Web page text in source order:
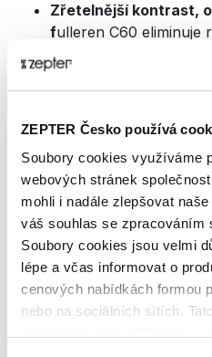
ZEPTER Česko používá
Soubory cookies využíváme
webových stránek
mohli i nadále zlepšovat
váš souhlas se zpracováním
Soubory cookies jsou velmi
lépe a včas informovat o
cenových nabídkách formou
nebo na sociálních sítích.
Zřetelnější kontrast,
fulleren C60 eliminuje
zvyšuje vnímání
prostředí, tak
světelného spektra
delším koukání do
řízení automobilu.
Mentální výkonnost
aktivace fyziologickýcj
stabilita serotoninu,
a kortizolu. Zlepšení
a regenerace mozku.